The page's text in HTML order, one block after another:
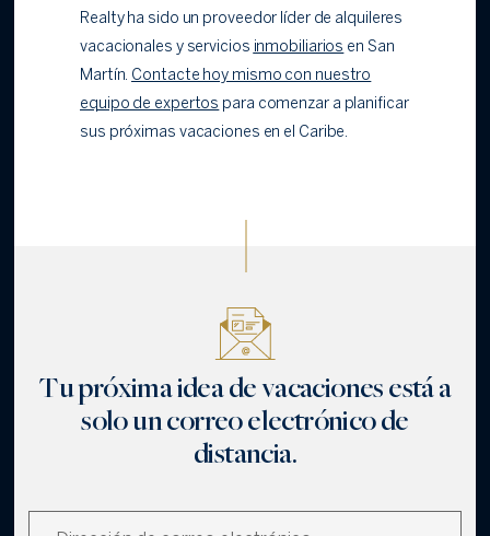
Realty ha sido un proveedor líder de alquileres
vacacionales y servicios
inmobiliarios en San
Martín. Contacte hoy mismo con nuestro
equipo de expertos para comenzar a planificar
sus próximas vacaciones en el Caribe.
Tu próxima idea de vacaciones está a
solo un correo electrónico de
distancia.